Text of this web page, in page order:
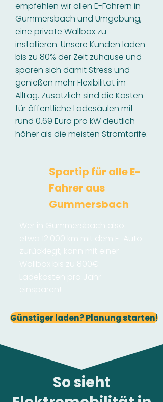
empfehlen wir allen E-Fahrern in
Gummersbach und Umgebung,
eine private Wallbox zu
installieren. Unsere Kunden laden
bis zu 80% der Zeit zuhause und
sparen sich damit Stress und
genießen mehr Flexibilität im
Alltag. Zusätzlich sind die Kosten
für öffentliche Ladesäulen mit
rund 0.69 Euro pro kW deutlich
höher als die meisten Stromtarife.
Spartip für alle E-
Fahrer aus
Gummersbach
Wer in Gummersbach also
etwa 12.000 km mit dem E-Auto
zurücklegt, kann mit einer
Wallbox bis zu 800€
Ladekosten pro Jahr
einsparen!
Günstiger laden? Planung starten!
So sieht